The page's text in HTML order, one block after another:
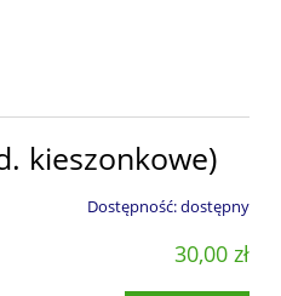
kieszonkowe)
Dostępność:dostępny
30,00 zł